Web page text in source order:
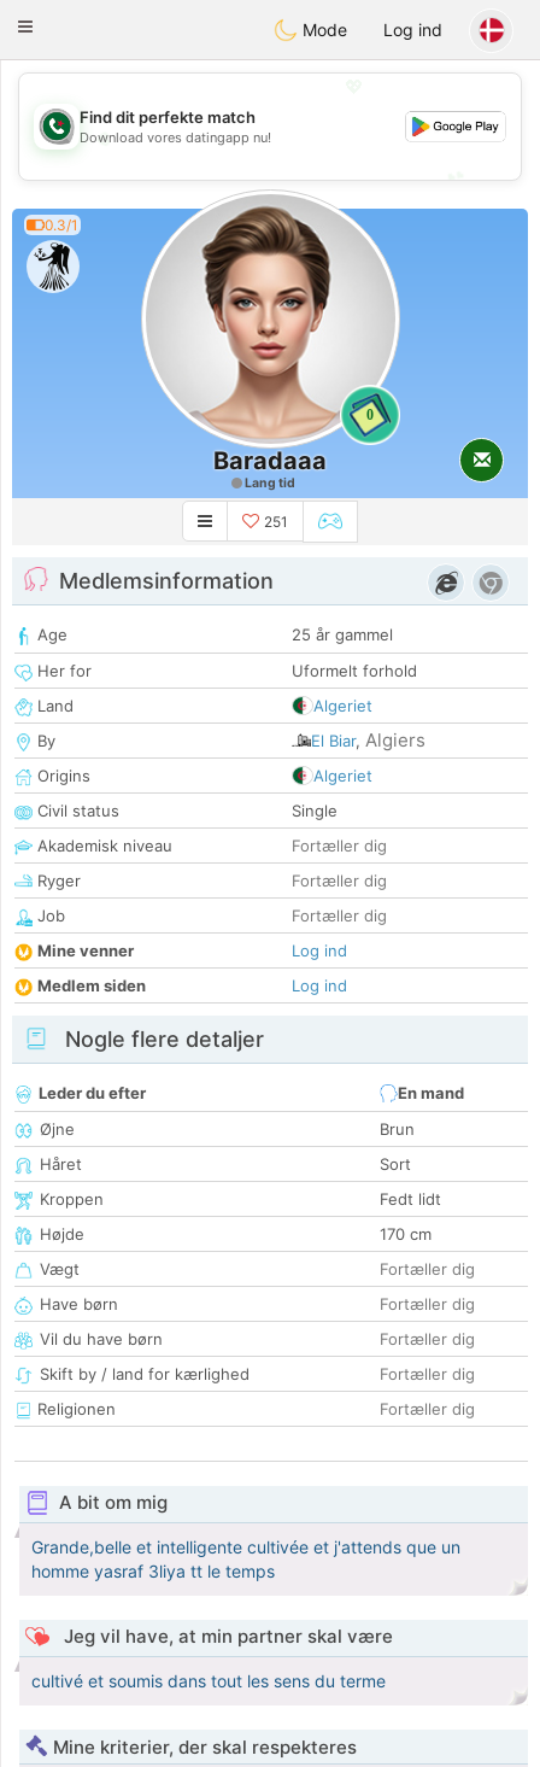
Weshrak
Toggle
Mode Log ind
💖
💕
💕
Find dit perfekte match
Download vores datingapp nu!
0.3/1
0
Baradaaa
Lang tid
251
Medlemsinformation
Age
25 år gammel
Her for
Uformelt forhold
Land
Algeriet
By
El Biar, Algiers
Origins
Algeriet
Civil status
Single
Akademisk niveau
Fortæller dig
Ryger
Fortæller dig
Job
Fortæller dig
Mine venner
Log ind
Medlem siden
Log ind
Nogle flere detaljer
Leder du efter
En mand
Øjne
Brun
Håret
Sort
Kroppen
Fedt lidt
Højde
170 cm
Vægt
Fortæller dig
Have børn
Fortæller dig
Vil du have børn
Fortæller dig
Skift by / land for kærlighed
Fortæller dig
Religionen
Fortæller dig
A bit om mig
Grande,belle et intelligente cultivée et j'attends que un
homme yasraf 3liya tt le temps
Jeg vil have, at min partner skal være
cultivé et soumis dans tout les sens du terme
Mine kriterier, der skal respekteres